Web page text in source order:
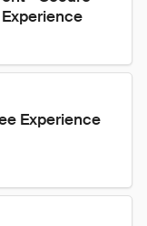
Experience